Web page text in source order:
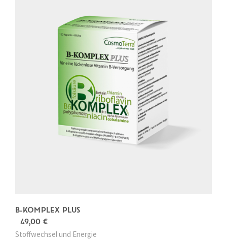
B-KOMPLEX PLUS
49,00 €
Stoffwechsel und Energie